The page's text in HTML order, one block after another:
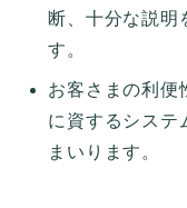
断、十分な説明
す。
お客さまの利便
に資するシステ
まいります。